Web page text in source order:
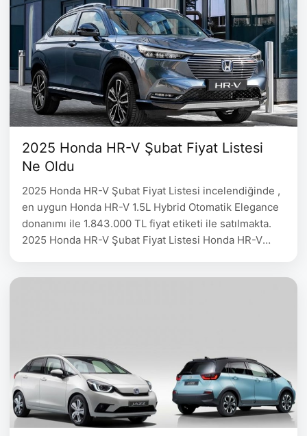
2025 Honda HR-V Şubat Fiyat Listesi
Ne Oldu
2025 Honda HR-V Şubat Fiyat Listesi incelendiğinde ,
en uygun Honda HR-V 1.5L Hybrid Otomatik Elegance
donanımı ile 1.843.000 TL fiyat etiketi ile satılmakta.
2025 Honda HR-V Şubat Fiyat Listesi Honda HR-V